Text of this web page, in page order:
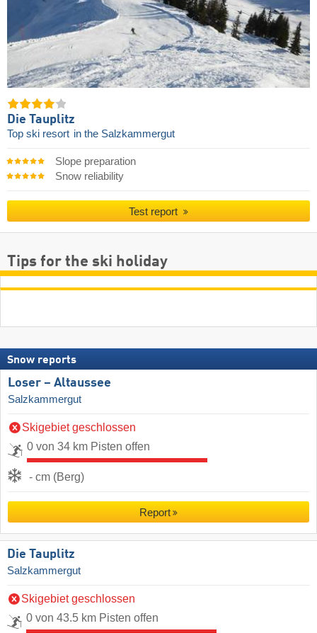
Die Tauplitz
Top ski resort in the Salzkammergut
Slope preparation
Snow reliability
Test report
Tips for the ski holiday
Snow reports
Loser – Altaussee
Salzkammergut
Skigebiet geschlossen
0 von 34 km Pisten offen
- cm (Berg)
Report
Die Tauplitz
Salzkammergut
Skigebiet geschlossen
0 von 43.5 km Pisten offen